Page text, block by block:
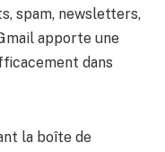
spam, newsletters,
apporte une
dans
la boîte de